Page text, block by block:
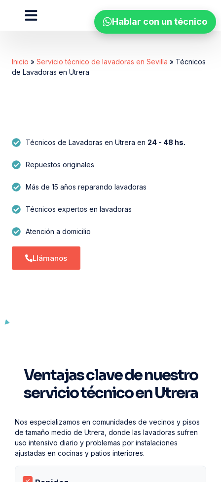
Inicio » Servicio técnico de lavadoras en Sevilla » Técnicos
de Lavadoras en Utrera
Técnicos de Lavadoras en Utrera en 24 - 48 hs.
Repuestos originales​
Más de 15 años reparando lavadoras
Técnicos expertos en lavadoras
Atención a domicilio
Llámanos
Ventajas clave de nuestro
servicio técnico en Utrera
Nos especializamos en comunidades de vecinos y pisos
de tamaño medio de Utrera, donde las lavadoras sufren
uso intensivo diario y problemas por instalaciones
ajustadas en cocinas y patios interiores.
Hablar con un técnico